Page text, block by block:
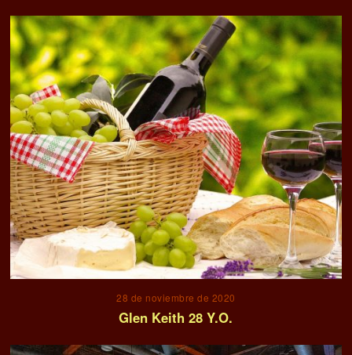
28 de noviembre de 2020
Glen Keith 28 Y.O.